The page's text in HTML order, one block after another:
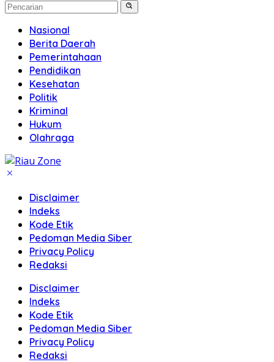
Nasional
Berita Daerah
Pemerintahaan
Pendidikan
Kesehatan
Politik
Kriminal
Hukum
Olahraga
Disclaimer
Indeks
Kode Etik
Pedoman Media Siber
Privacy Policy
Redaksi
Disclaimer
Indeks
Kode Etik
Pedoman Media Siber
Privacy Policy
Redaksi